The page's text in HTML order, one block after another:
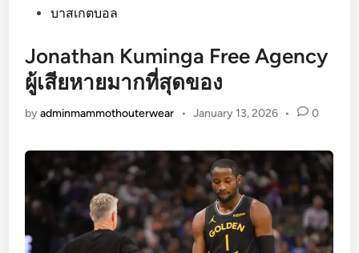
บาสเกตบอล
Jonathan Kuminga Free Agency
ผู้เสียหายมากที่สุดของ
byadminmammothouterwear • January 13, 2026 • 0